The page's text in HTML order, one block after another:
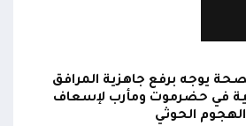
تقصف أحياء سكنية غرب قعطبة
بالسلاح الثقيل يستهدف
بقرى المعزوب والعبارى في
يوجه برفع جاهزية المرافق
في حضرموت ومأرب لإسعاف
الحوثي